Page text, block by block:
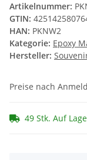
Artikelnummer:
GTIN:
HAN: PKNW2
Kategorie: Epoxy
Hersteller:
Preise nach
49 Stk. Auf